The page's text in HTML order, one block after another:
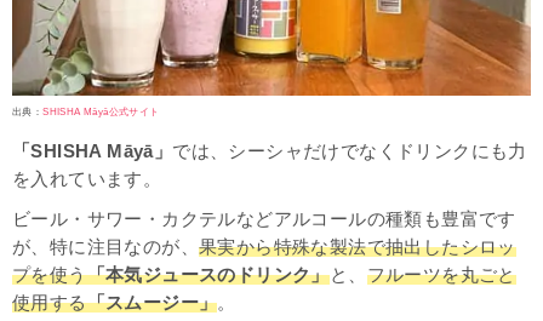
出典：SHISHA Māyā公式サイト
「SHISHA Māyā」 では、シーシャだけでなくドリンクにも力
を入れています。
ビール・サワー・カクテルなどアルコールの種類も豊富です
が、特に注目なのが、 果実から特殊な製法で抽出したシロッ
プを使う「本気ジュースのドリンク」と、 フルーツを丸ごと
使用する「スムージー」。